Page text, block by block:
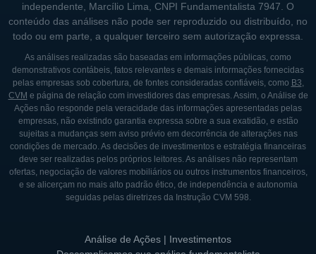
independente, Marcílio Lima, CNPI Fundamentalista 7947. O
conteúdo das análises não pode ser reproduzido ou distribuído, no
todo ou em parte, a qualquer terceiro sem autorização expressa.
As análises realizadas são baseadas em informações públicas, como
demonstrativos contábeis, fatos relevantes e demais informações fornecidas
pelas empresas sob cobertura, de fontes consideradas confiáveis, como B3,
CVM e página de relação com investidores das empresas. Assim, o Análise de
Ações não responde pela veracidade das informações apresentadas pelas
empresas, não existindo garantia expressa sobre a sua exatidão, e estão
sujeitas a mudanças sem aviso prévio em decorrência de alterações nas
condições de mercado. As decisões de investimentos e estratégia financeiras
deve ser realizadas pelos próprios leitores. As análises não representam
ofertas, negociação de valores mobiliários ou outros instrumentos financeiros,
e se alicerçam no mais alto padrão ético, de independência e autonomia
seguidas pelas diretrizes da Instrução CVM 598.
Análise de Ações | Investimentos